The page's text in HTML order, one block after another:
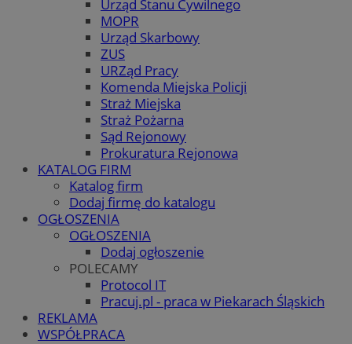
Urząd Stanu Cywilnego
MOPR
Urząd Skarbowy
ZUS
URZąd Pracy
Komenda Miejska Policji
Straż Miejska
Straż Pożarna
Sąd Rejonowy
Prokuratura Rejonowa
KATALOG FIRM
Katalog firm
Dodaj firmę do katalogu
OGŁOSZENIA
OGŁOSZENIA
Dodaj ogłoszenie
POLECAMY
Protocol IT
Pracuj.pl - praca w Piekarach Śląskich
REKLAMA
WSPÓŁPRACA